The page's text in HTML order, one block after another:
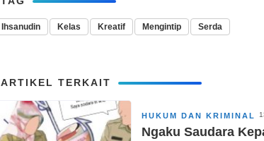
Ihsanudin Kelas Kreatif Mengintip Serda
ARTIKEL TERKAIT
HUKUM DAN KRIMINAL
Ngaku Saudara